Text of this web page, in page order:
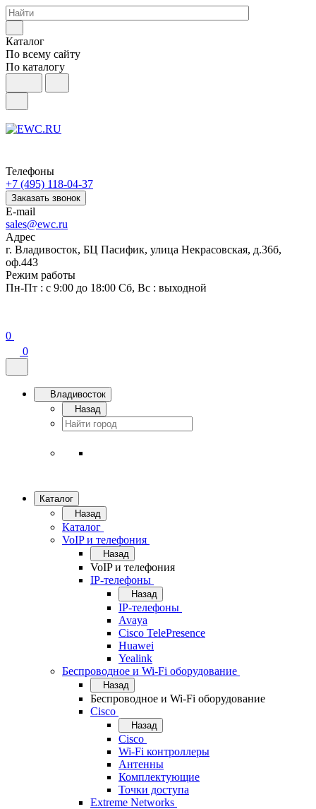
Каталог
По всему сайту
По каталогу
Телефоны
+7 (495) 118-04-37
Заказать звонок
E-mail
sales@ewc.ru
Адрес
г. Владивосток, БЦ Пасифик, улица Некрасовская, д.36б,
оф.443
Режим работы
Пн-Пт : с 9:00 до 18:00 Сб, Вс : выходной
0
0
Владивосток
Назад
Каталог
Назад
Каталог
VoIP и телефония
Назад
VoIP и телефония
IP-телефоны
Назад
IP-телефоны
Avaya
Cisco TelePresence
Huawei
Yealink
Беспроводное и Wi-Fi оборудование
Назад
Беспроводное и Wi-Fi оборудование
Cisco
Назад
Cisco
Wi-Fi контроллеры
Антенны
Комплектующие
Точки доступа
Extreme Networks